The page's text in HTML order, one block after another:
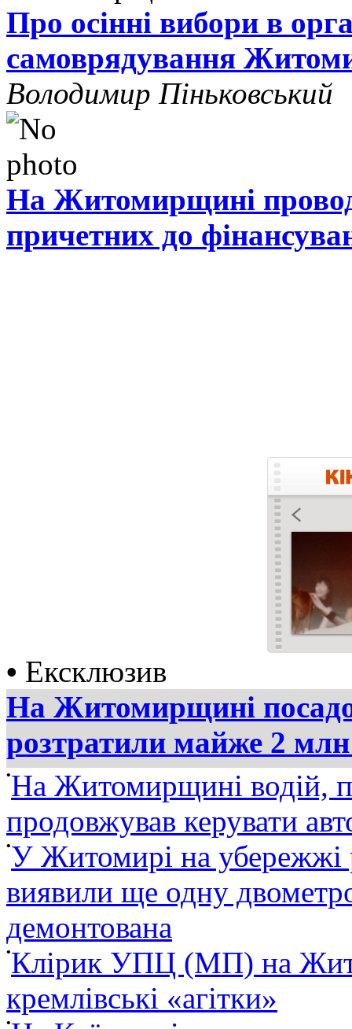
Про осінні вибори в
самоврядування
Володимир Піньковський
На Житомирщині
причетних до
• Ексклюзив
На Житомирщині
розтратили майже 2
•На Житомирщині водій,
продовжував керувати
•У Житомирі на убережжі
виявили ще одну
демонтована
•Клірик УПЦ (МП) на
кремлівські «агітки»
•